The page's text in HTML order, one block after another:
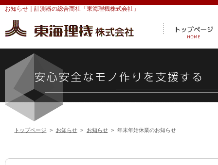
お知らせ｜計測器の総合商社「東海理機株式会社」
トップページ > お知らせ > お知らせ > 年末年始休業のお知らせ
投
稿
ビ
ー
ョ